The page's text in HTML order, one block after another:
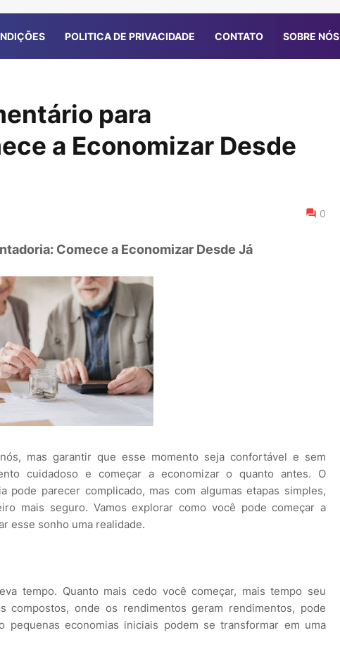
POLITICA DE PRIVACIDADE CONTATO SOBRE NÓS
para
a Economizar Desde
0
Comece a Economizar Desde Já
mas garantir que esse momento seja confortável e sem
cuidadoso e começar a economizar o quanto antes. O
pode parecer complicado, mas com algumas etapas simples,
mais seguro. Vamos explorar como você pode começar a
esse sonho uma realidade.
tempo. Quanto mais cedo você começar, mais tempo seu
onde os rendimentos geram rendimentos, pode
economias iniciais podem se transformar em uma